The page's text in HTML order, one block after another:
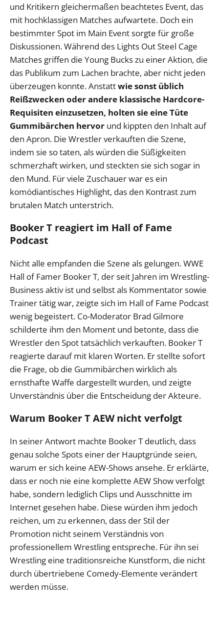
und Kritikern gleichermaßen beachtetes Event, das
mit hochklassigen Matches aufwartete. Doch ein
bestimmter Spot im Main Event sorgte für große
Diskussionen. Während des Lights Out Steel Cage
Matches griffen die Young Bucks zu einer Aktion, die
das Publikum zum Lachen brachte, aber nicht jeden
überzeugen konnte. Anstattwie sonst üblich
Reißzwecken oder andere klassische Hardcore-
Requisiten einzusetzen, holten sie eine Tüte
Gummibärchen hervor und kippten den Inhalt auf
den Apron. Die Wrestler verkauften die Szene,
indem sie so taten, als würden die Süßigkeiten
schmerzhaft wirken, und steckten sie sich sogar in
den Mund. Für viele Zuschauer war es ein
komödiantisches Highlight, das den Kontrast zum
brutalen Match unterstrich.
Booker T reagiert im Hall of Fame
Podcast
Nicht alle empfanden die Szene als gelungen. WWE
Hall of Famer Booker T, der seit Jahren im Wrestling-
Business aktiv ist und selbst als Kommentator sowie
Trainer tätig war, zeigte sich im Hall of Fame Podcast
wenig begeistert. Co-Moderator Brad Gilmore
schilderte ihm den Moment und betonte, dass die
Wrestler den Spot tatsächlich verkauften. Booker T
reagierte darauf mit klaren Worten. Er stellte sofort
die Frage, ob die Gummibärchen wirklich als
ernsthafte Waffe dargestellt wurden, und zeigte
Unverständnis über die Entscheidung der Akteure.
Warum Booker T AEW nicht verfolgt
In seiner Antwort machte Booker T deutlich, dass
genau solche Spots einer der Hauptgründe seien,
warum er sich keine AEW-Shows ansehe. Er erklärte,
dass er noch nie eine komplette AEW Show verfolgt
habe, sondern lediglich Clips und Ausschnitte im
Internet gesehen habe. Diese würden ihm jedoch
reichen, um zu erkennen, dass der Stil der
Promotion nicht seinem Verständnis von
professionellem Wrestling entspreche. Für ihn sei
Wrestling eine traditionsreiche Kunstform, die nicht
durch übertriebene Comedy-Elemente verändert
werden müsse.